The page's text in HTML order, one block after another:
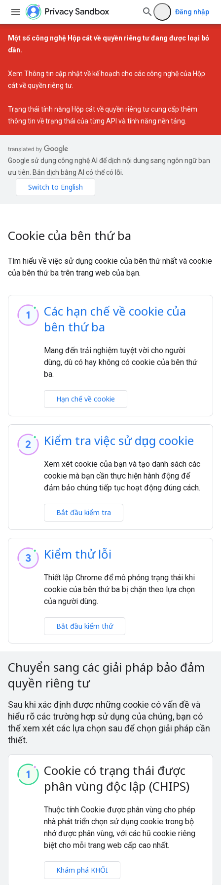
Đăng nhập
Một số công nghệ Hộp cát về quyền riêng tư đang được loại bỏ
dần.
Xem Thông tin cập nhật về kế hoạch cho các công nghệ của Hộp
cát về quyền riêng tư
Trạng thái tính năng Hộp cát về quyền riêng tưcung cấp thêm
thông tin về trạng thái của từng API và tính năng nền tảng.
Google sử dụng công nghệ AI để dịch nội dung sang ngôn ngữ bạn
ưu tiên. Bản dịch bằng AI có thể có lỗi.
Cookie của bên thứ ba
Tìm hiểu về việc sử dụng cookie của bên thứ nhất và cookie
của bên thứ ba trên trang web của bạn.
Các hạn chế về cookie của
bên thứ ba
Mang đến trải nghiệm tuyệt vời cho người
dùng, dù có hay không có cookie của bên thứ
ba.
Hạn chế về cookie
Kiểm tra việc sử dụng cookie
Xem xét cookie của bạn và tạo danh sách các
cookie mà bạn cần thực hiện hành động để
đảm bảo chúng tiếp tục hoạt động đúng cách.
Bắt đầu kiểm tra
Kiểm thử lỗi
Thiết lập Chrome để mô phỏng trạng thái khi
cookie của bên thứ ba bị chặn theo lựa chọn
của người dùng.
Bắt đầu kiểm thử
Chuyển sang các giải pháp bảo đảm
quyền riêng tư
Sau khi xác định được những cookie có vấn đề và
hiểu rõ các trường hợp sử dụng của chúng, bạn có
thể xem xét các lựa chọn sau để chọn giải pháp cần
thiết.
Cookie có trạng thái được
phân vùng độc lập (CHIPS)
Thuộc tính Cookie được phân vùng cho phép
nhà phát triển chọn sử dụng cookie trong bộ
nhớ được phân vùng, với các hũ cookie riêng
biệt cho mỗi trang web cấp cao nhất.
Khám phá KHỐI